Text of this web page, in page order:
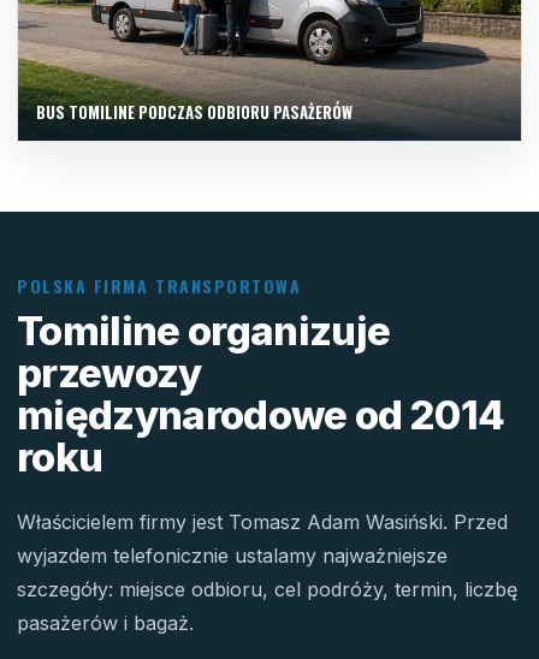
BUS TOMILINE PODCZAS ODBIORU PASAŻERÓW
POLSKA FIRMA TRANSPORTOWA
Tomiline organizuje
przewozy
międzynarodowe od 2014
roku
Właścicielem firmy jest Tomasz Adam Wasiński. Przed
wyjazdem telefonicznie ustalamy najważniejsze
szczegóły: miejsce odbioru, cel podróży, termin, liczbę
pasażerów i bagaż.